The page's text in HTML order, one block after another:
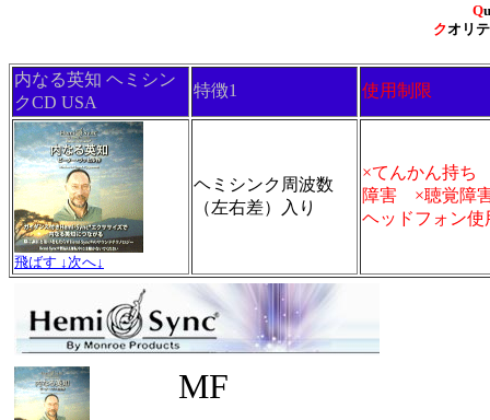
Q
クオリ
内なる英知 ヘミシン
クCD USA
特徴1 使用制限
飛ばす ↓次へ↓
ヘミシンク周波数
（左右差）入り
×てんかん持
障害 ×聴覚
ヘッドフォン使
MF